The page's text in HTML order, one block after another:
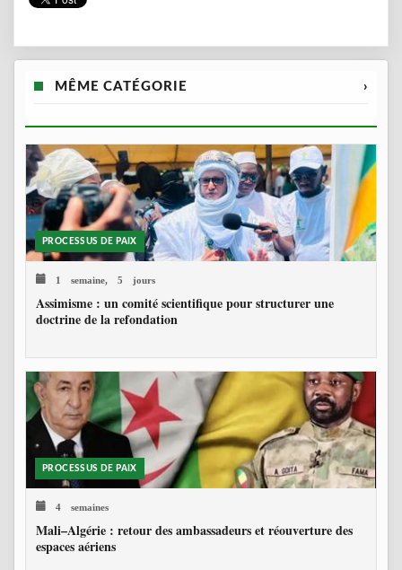
MÊME CATÉGORIE ›
PROCESSUS DE PAIX
1 semaine, 5 jours
Assimisme : un comité scientifique pour structurer une
doctrine de la refondation
PROCESSUS DE PAIX
4 semaines
Mali–Algérie : retour des ambassadeurs et réouverture des
espaces aériens